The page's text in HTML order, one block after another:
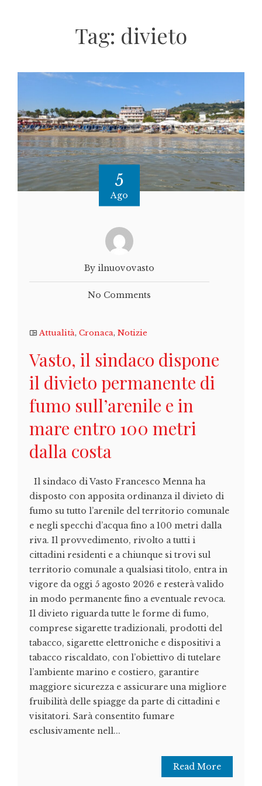
Tag: divieto
5
Ago
By ilnuovovasto
No Comments
Attualità, Cronaca, Notizie
Vasto, il sindaco dispone
il divieto permanente di
fumo sull’arenile e in
mare entro 100 metri
dalla costa
Il sindaco di Vasto Francesco Menna ha
disposto con apposita ordinanza il divieto di
fumo su tutto l’arenile del territorio comunale
e negli specchi d’acqua fino a 100 metri dalla
riva. Il provvedimento, rivolto a tutti i
cittadini residenti e a chiunque si trovi sul
territorio comunale a qualsiasi titolo, entra in
vigore da oggi 5 agosto 2026 e resterà valido
in modo permanente fino a eventuale revoca.
Il divieto riguarda tutte le forme di fumo,
comprese sigarette tradizionali, prodotti del
tabacco, sigarette elettroniche e dispositivi a
tabacco riscaldato, con l’obiettivo di tutelare
l’ambiente marino e costiero, garantire
maggiore sicurezza e assicurare una migliore
fruibilità delle spiagge da parte di cittadini e
visitatori. Sarà consentito fumare
esclusivamente nell...
Read More